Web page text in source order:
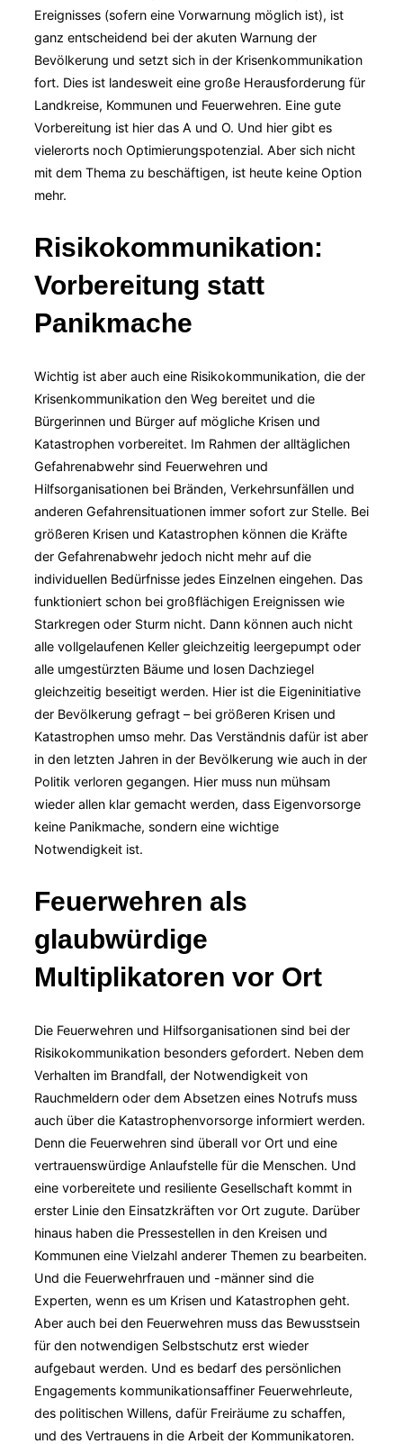
Ereignisses (sofern eine Vorwarnung möglich ist), ist
ganz entscheidend bei der akuten Warnung der
Bevölkerung und setzt sich in der Krisenkommunikation
fort. Dies ist landesweit eine große Herausforderung für
Landkreise, Kommunen und Feuerwehren. Eine gute
Vorbereitung ist hier das A und O. Und hier gibt es
vielerorts noch Optimierungspotenzial. Aber sich nicht
mit dem Thema zu beschäftigen, ist heute keine Option
mehr.
Risikokommunikation:
Vorbereitung statt
Panikmache
Wichtig ist aber auch eine Risikokommunikation, die der
Krisenkommunikation den Weg bereitet und die
Bürgerinnen und Bürger auf mögliche Krisen und
Katastrophen vorbereitet. Im Rahmen der alltäglichen
Gefahrenabwehr sind Feuerwehren und
Hilfsorganisationen bei Bränden, Verkehrsunfällen und
anderen Gefahrensituationen immer sofort zur Stelle. Bei
größeren Krisen und Katastrophen können die Kräfte
der Gefahrenabwehr jedoch nicht mehr auf die
individuellen Bedürfnisse jedes Einzelnen eingehen. Das
funktioniert schon bei großflächigen Ereignissen wie
Starkregen oder Sturm nicht. Dann können auch nicht
alle vollgelaufenen Keller gleichzeitig leergepumpt oder
alle umgestürzten Bäume und losen Dachziegel
gleichzeitig beseitigt werden. Hier ist die Eigeninitiative
der Bevölkerung gefragt – bei größeren Krisen und
Katastrophen umso mehr. Das Verständnis dafür ist aber
in den letzten Jahren in der Bevölkerung wie auch in der
Politik verloren gegangen. Hier muss nun mühsam
wieder allen klar gemacht werden, dass Eigenvorsorge
keine Panikmache, sondern eine wichtige
Notwendigkeit ist.
Feuerwehren als
glaubwürdige
Multiplikatoren vor Ort
Die Feuerwehren und Hilfsorganisationen sind bei der
Risikokommunikation besonders gefordert. Neben dem
Verhalten im Brandfall, der Notwendigkeit von
Rauchmeldern oder dem Absetzen eines Notrufs muss
auch über die Katastrophenvorsorge informiert werden.
Denn die Feuerwehren sind überall vor Ort und eine
vertrauenswürdige Anlaufstelle für die Menschen. Und
eine vorbereitete und resiliente Gesellschaft kommt in
erster Linie den Einsatzkräften vor Ort zugute. Darüber
hinaus haben die Pressestellen in den Kreisen und
Kommunen eine Vielzahl anderer Themen zu bearbeiten.
Und die Feuerwehrfrauen und -männer sind die
Experten, wenn es um Krisen und Katastrophen geht.
Aber auch bei den Feuerwehren muss das Bewusstsein
für den notwendigen Selbstschutz erst wieder
aufgebaut werden. Und es bedarf des persönlichen
Engagements kommunikationsaffiner Feuerwehrleute,
des politischen Willens, dafür Freiräume zu schaffen,
und des Vertrauens in die Arbeit der Kommunikatoren.